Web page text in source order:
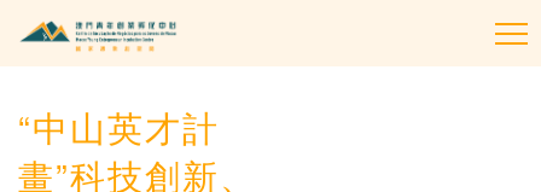
“中山英才計
畫”科技創新、